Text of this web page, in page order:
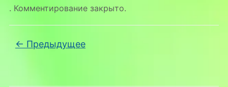
. Комментирование закрыто.
← Предыдущее